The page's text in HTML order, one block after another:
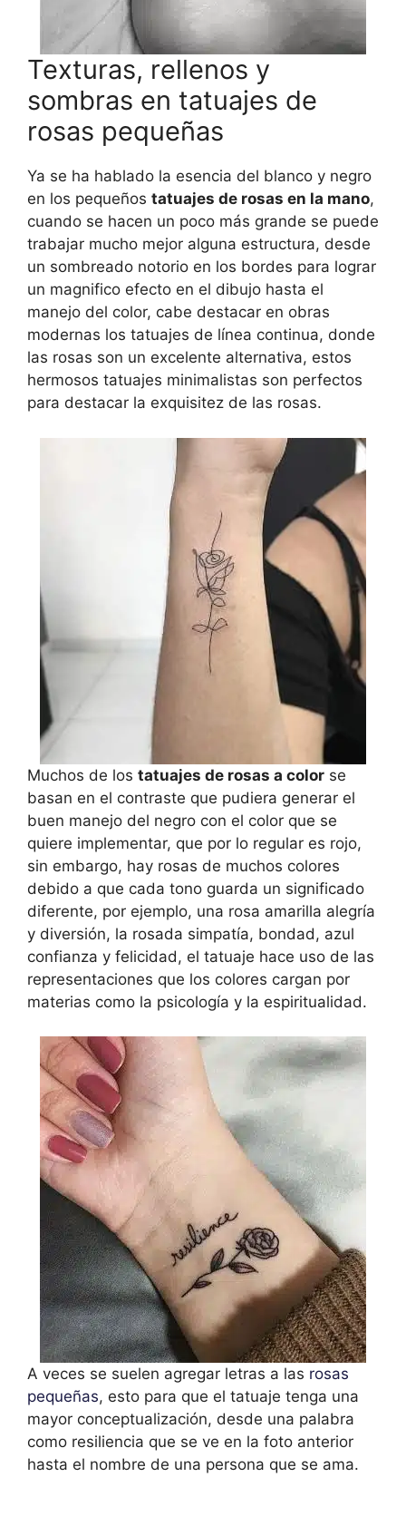
Texturas, rellenos y
sombras en tatuajes de
rosas pequeñas
Ya se ha hablado la esencia del blanco y negro
en los pequeños tatuajes de rosas en la mano,
cuando se hacen un poco más grande se puede
trabajar mucho mejor alguna estructura, desde
un sombreado notorio en los bordes para lograr
un magnifico efecto en el dibujo hasta el
manejo del color, cabe destacar en obras
modernas los tatuajes de línea continua, donde
las rosas son un excelente alternativa, estos
hermosos tatuajes minimalistas son perfectos
para destacar la exquisitez de las rosas.
Muchos de los tatuajes de rosas a color se
basan en el contraste que pudiera generar el
buen manejo del negro con el color que se
quiere implementar, que por lo regular es rojo,
sin embargo, hay rosas de muchos colores
debido a que cada tono guarda un significado
diferente, por ejemplo, una rosa amarilla alegría
y diversión, la rosada simpatía, bondad, azul
confianza y felicidad, el tatuaje hace uso de las
representaciones que los colores cargan por
materias como la psicología y la espiritualidad.
A veces se suelen agregar letras a las rosas
pequeñas, esto para que el tatuaje tenga una
mayor conceptualización, desde una palabra
como resiliencia que se ve en la foto anterior
hasta el nombre de una persona que se ama.